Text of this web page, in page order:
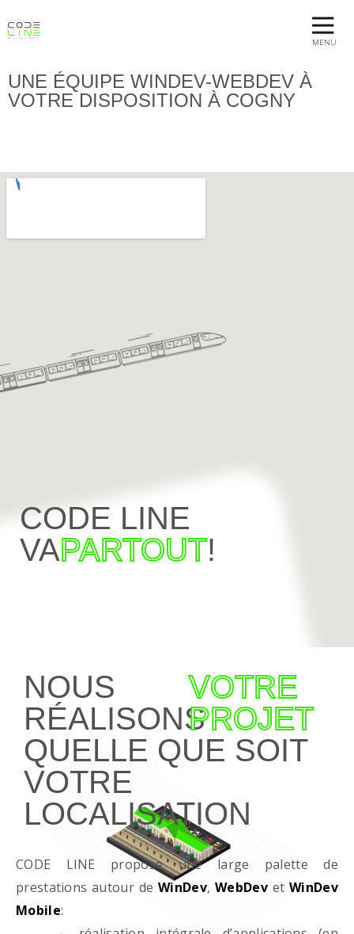
MENU
UNE ÉQUIPE WINDEV-WEBDEV À
VOTRE DISPOSITION À COGNY
CODE LINE
VAPARTOUT!
NOUS
RÉALISONS
VOTRE
PROJET
QUELLE QUE SOIT
VOTRE
LOCALISATION
CODE LINE propose une large palette de
prestations autour deWinDev,WebDevet WinDev
Mobile: